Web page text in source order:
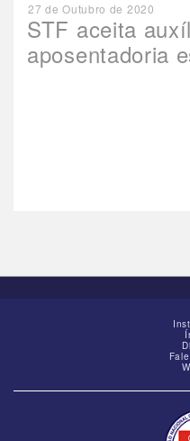
STF aceita
aposentadoria
27 de Outubro de 2020